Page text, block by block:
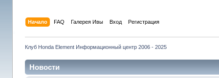
Начало FAQ Галерея Ивы Вход Регистрация
Клуб Honda Element Информационный центр 2006 - 2025
Новости